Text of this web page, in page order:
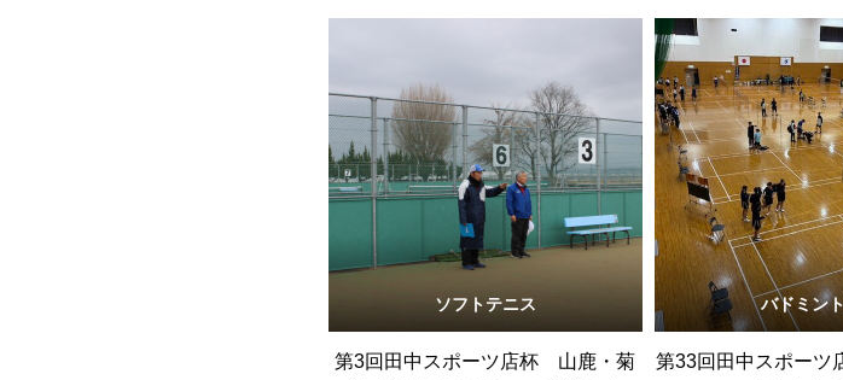
ソフトテニス
第3回田中スポーツ店杯 山鹿・菊
バドミン
第33回田中スポーツ